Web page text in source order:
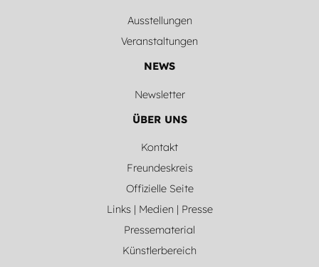
Ausstellungen
Veranstaltungen
NEWS
Newsletter
ÜBER UNS
Kontakt
Freundeskreis
Offizielle Seite
Links | Medien | Presse
Pressematerial
Künstlerbereich